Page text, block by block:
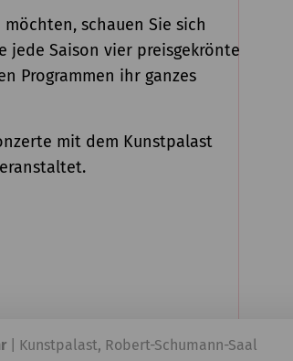
schauen Sie sich
jede Saison vier preisgekrönte
Programmen ihr ganzes
mit dem Kunstpalast
Kunstpalast, Robert-Schumann-Saal